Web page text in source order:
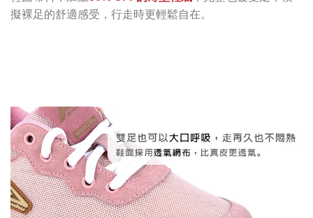
擬裸足的舒適感受，行走時更輕鬆自在。